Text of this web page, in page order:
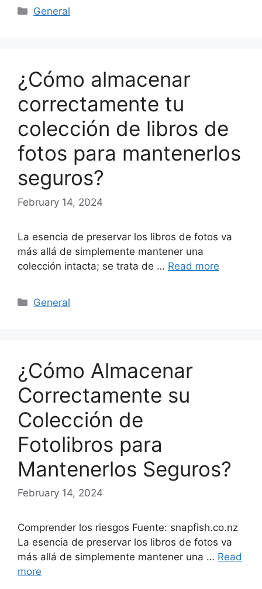
Categories
General
¿Cómo almacenar
correctamente tu
colección de libros de
fotos para mantenerlos
seguros?
February 14, 2024
La esencia de preservar los libros de fotos va
más allá de simplemente mantener una
colección intacta; se trata de … Read more
Categories
General
¿Cómo Almacenar
Correctamente su
Colección de
Fotolibros para
Mantenerlos Seguros?
February 14, 2024
Comprender los riesgos Fuente: snapfish.co.nz
La esencia de preservar los libros de fotos va
más allá de simplemente mantener una … Read
more